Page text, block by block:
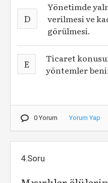
D
Yönetimde
verilmesi ve
görülmesi.
E
Ticaret
yöntemler
0 Yorum Yorum Yap
4.Soru